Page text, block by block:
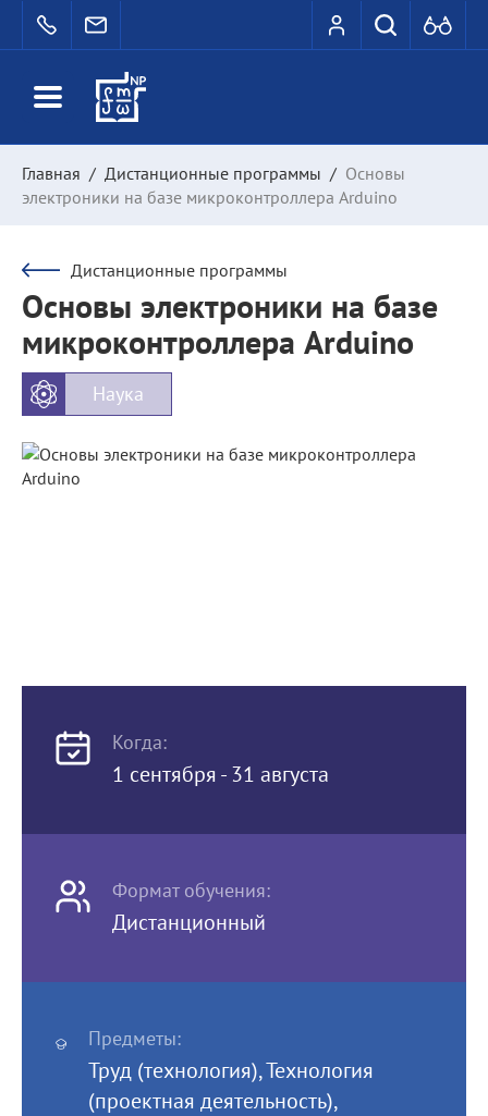
Главная / Дистанционные программы / Основы
электроники на базе микроконтроллера Arduino
Дистанционные программы
Основы электроники на базе
микроконтроллера Arduino
Наука
Когда:
1 сентября - 31 августа
Формат обучения:
Дистанционный
Предметы:
Труд (технология), Технология
(проектная деятельность),